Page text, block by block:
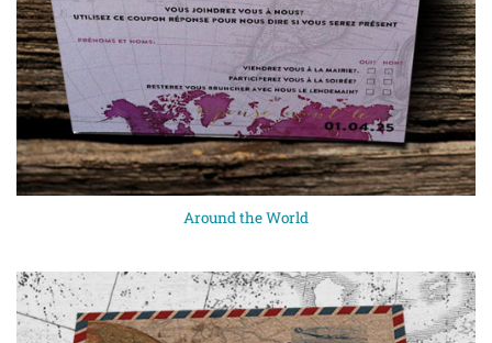
Around the World